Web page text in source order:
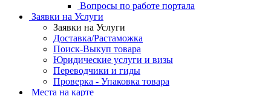
Вопросы по работе портала
Заявки на Услуги
Заявки на Услуги
Доставка/Растаможка
Поиск-Выкуп товара
Юридические услуги и визы
Переводчики и гиды
Проверка - Упаковка товара
Места на карте